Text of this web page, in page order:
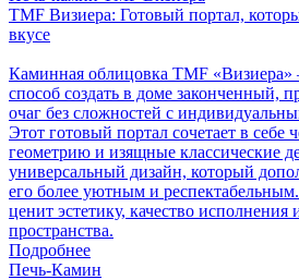
TMF Визиера: Готовый портал,
вкусе
Каминная облицовка TMF
способ создать в доме законченный,
очаг без сложностей с
Этот готовый портал сочетает в себе
геометрию и изящные классические
универсальный дизайн, который
его более уютным и
ценит эстетику, качество
пространства.
Подробнее
Печь-Камин